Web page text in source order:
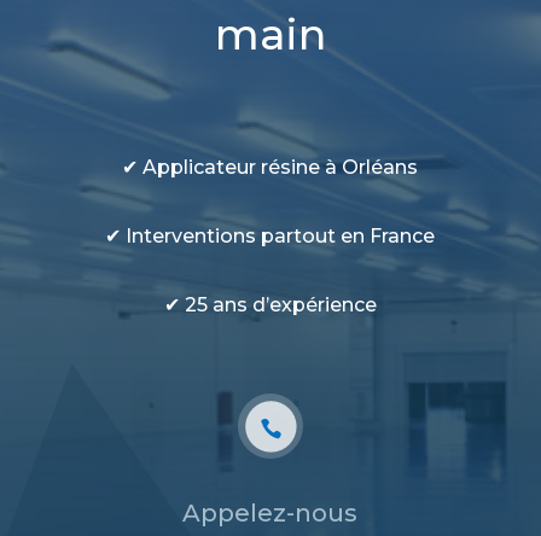
main
✔︎ Applicateur résine à Orléans
✔︎ Interventions partout en France
✔︎ 25 ans d’expérience
Appelez-nous